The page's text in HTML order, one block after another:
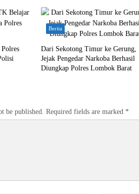
Berita
Dari Sekotong Timur ke Gerung,
Jejak Pengedar Narkoba Berhasil
Diungkap Polres Lombok Barat
be published. Required fields are marked *